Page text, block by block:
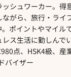
ッシュワーカー。得
がら、旅行・ライ
ポイントやマイル
ス生活に勤しんでい
点、HSK4級、産
バイザー